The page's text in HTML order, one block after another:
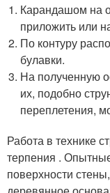
Карандашом на
приложить или
По контуру
булавки.
На полученную
их, подобно
переплетения,
Работа в технике
терпения .
поверхности